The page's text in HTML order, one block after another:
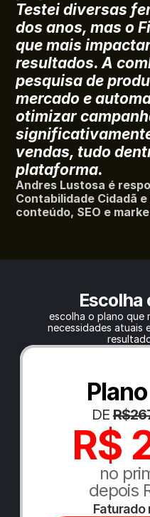
Testei diversas
dos anos, mas o
que mais
resultados. A
pesquisa de
mercado e
otimizar
vendas, tudo
plataforma.
Andres Lustosa é
Contabilidade Cidadã
conteúdo, SEO e
Escolha
escolha o plano que
necessidades atuais
DE
R$
no
depois
Faturado